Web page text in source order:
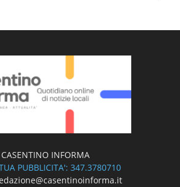
CASENTINO INFORMA
PUBBLICITA': 347.3780710